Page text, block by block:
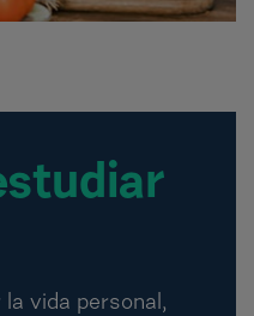
vida personal,